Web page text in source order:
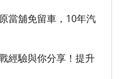
當舖免留車，10年汽
經驗與你分享！提升